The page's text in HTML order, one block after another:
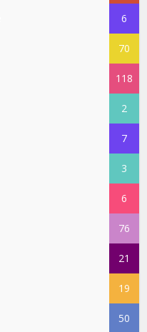
6
70
118
2
7
3
6
76
21
19
50